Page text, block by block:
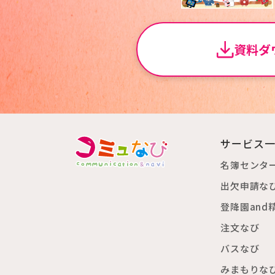
資料ダ
サービス
名簿センタ
出欠申請な
登降園and
注文なび
バスなび
みまもりな